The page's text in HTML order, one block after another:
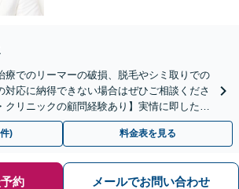
療でのリーマーの破損、脱毛やシミ取りでの
対応に納得できない場合はぜひご相談くださ
クリニックの顧問経験あり】実情に即したア
るトラブルの解決を目指します。
) 料金表を見る
約 メールでお問い合わせ